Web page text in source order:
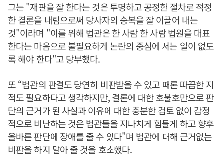
그는 "재판을 잘 한다는 것은 투명하고 공정한 절차로 적정
한 결론을 내림으로써 당사자의 승복을 잘 이끌어 내는
것"이라며 "이를 위해 법관은 한 사람 한 사람 법원을 대표
한다는 마음으로 불필요하게 논란의 중심에 서는 일이 없도
록 해야 한다"고 당부했다.
또 “법관의 판결도 당연히 비판받을 수 있고 때론 따끔한 지
적도 필요하다고 생각하지만, 결론에 대한 호불호만으로 판
단의 근거가 된 사실과 이유에 대한 충분한 검토 없이 감정
적으로 비난하는 것은 법관들을 지나치게 힘들게 하고 향후
올바른 판단에 장애를 줄 수 있다"며 법관에 대해 근거없는
비판을 하지 말아 줄 것을 호소했다.